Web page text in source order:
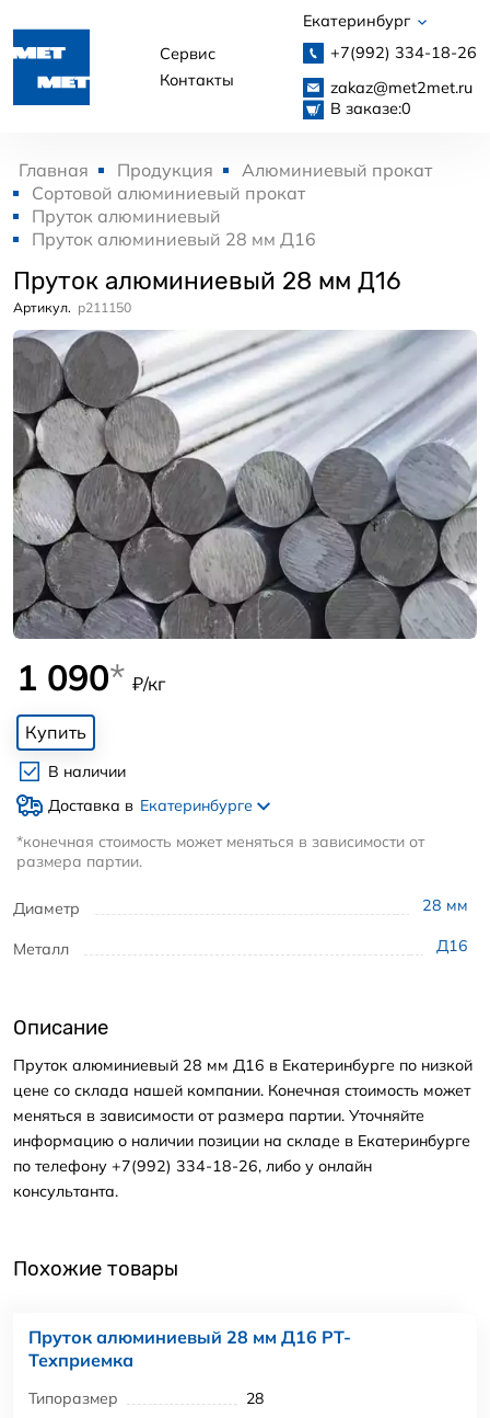
Сервис
Контакты
Екатеринбург
+7(992) 334-18-26
zakaz@met2met.ru
В заказе:0
Главная Продукция
Алюминиевый прокат
Сортовой алюминиевый прокат
Пруток алюминиевый
Пруток алюминиевый 28 мм Д16
Пруток алюминиевый 28 мм Д16
Артикул. p211150
Диаметр 28 мм
Металл Д16
1 090* ₽/кг
Купить
В наличии
Доставка в Екатеринбурге
*конечная стоимость может меняться в зависимости от
размера партии.
Описание
Пруток алюминиевый 28 мм Д16 в Екатеринбурге по низкой
цене со склада нашей компании. Конечная стоимость может
меняться в зависимости от размера партии. Уточняйте
информацию о наличии позиции на складе в Екатеринбурге
по телефону +7(992) 334-18-26, либо у онлайн
консультанта.
Похожие товары
Пруток алюминиевый 28 мм Д16 РТ-
Техприемка
Типоразмер
28